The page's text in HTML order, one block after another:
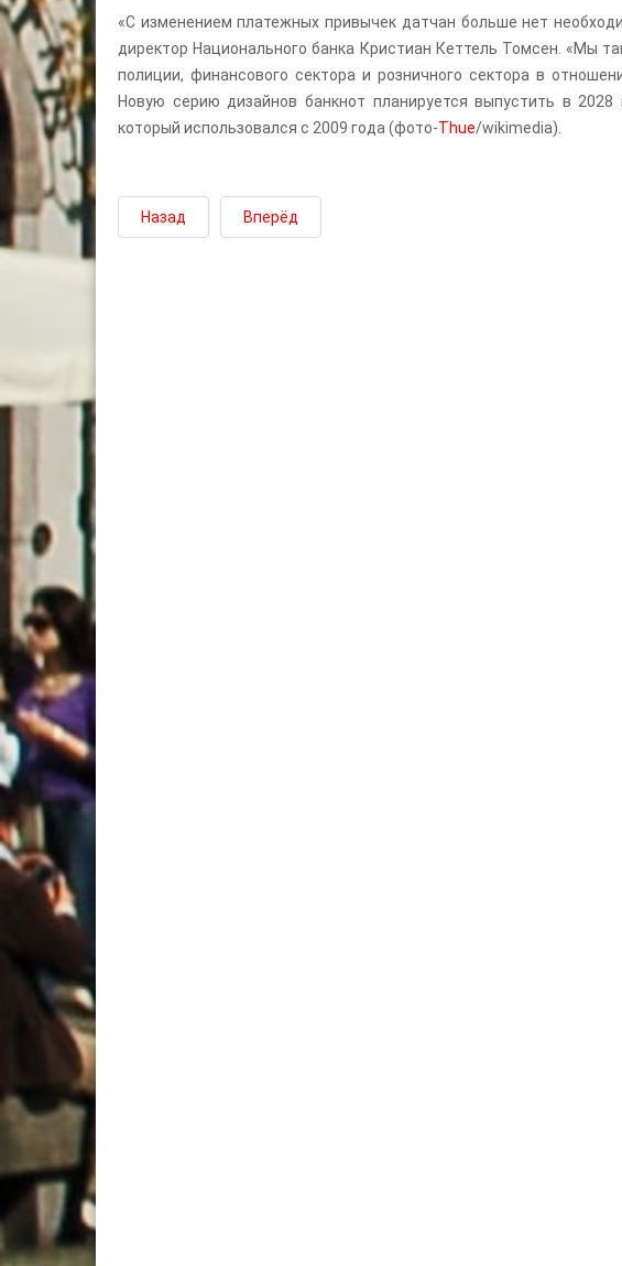
«С изменением платежных привычек датчан больше нет
директор Национального банка Кристиан Кеттель Томсен. «Мы
полиции, финансового сектора и розничного сектора в
Новую серию дизайнов банкнот планируется выпустить в
который использовался с 2009 года (фото-Thue/wikimedia).
Назад Вперёд